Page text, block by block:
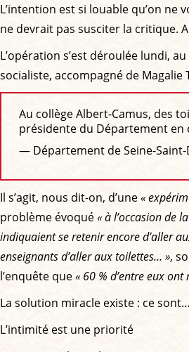
L’intention est si louable qu’on ne
ne devrait pas susciter la critique.
L’opération s’est déroulée lundi,
socialiste, accompagné de
Au collège Albert-Camus, des
présidente du Département en
— Département de Seine-Saint-
Il s’agit, nous dit-on, d’une«
problème évoqué« à l’occasion de
indiquaient se retenir encore d’aller
enseignants d’aller aux toilettes… »,
l’enquête que« 60 % d’entre eux
La solution miracle existe : ce
L’intimité est une priorité